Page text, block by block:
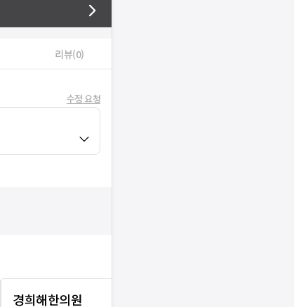
리뷰(0)
수정 요청
경희해한의원